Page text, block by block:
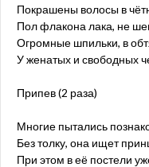
Покрашены волосы в
Пол флакона лака, не
Огромные шпильки, в
У женатых и свободных
Припев (2 раза)
Многие пытались
Без толку, она ищет
При этом в её постели